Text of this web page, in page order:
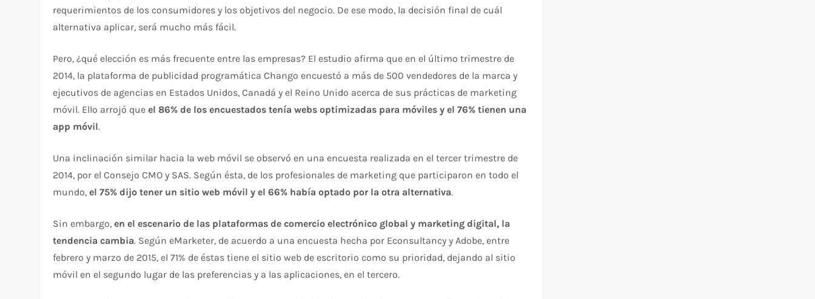
requerimientos de los consumidores y los objetivos del negocio. De ese modo, la decisión final de cuál
alternativa aplicar, será mucho más fácil.
Pero, ¿qué elección es más frecuente entre las empresas? El estudio afirma que en el último trimestre de
2014, la plataforma de publicidad programática Chango encuestó a más de 500 vendedores de la marca y
ejecutivos de agencias en Estados Unidos, Canadá y el Reino Unido acerca de sus prácticas de marketing
móvil. Ello arrojó queel 86% de los encuestados tenía webs optimizadas para móviles y el 76% tienen una
app móvil.
Una inclinación similar hacia la web móvil se observó en una encuesta realizada en el tercer trimestre de
2014, por el Consejo CMO y SAS. Según ésta, de los profesionales de marketing que participaron en todo el
mundo,el 75% dijo tener un sitio web móvil y el 66% había optado por la otra alternativa.
Sin embargo,en el escenario de las plataformas de comercio electrónico global y marketing digital, la
tendencia cambia. Según eMarketer, de acuerdo a una encuesta hecha por Econsultancy y Adobe, entre
febrero y marzo de 2015, el 71% de éstas tiene el sitio web de escritorio como su prioridad, dejando al sitio
móvil en el segundo lugar de las preferencias y a las aplicaciones, en el tercero.